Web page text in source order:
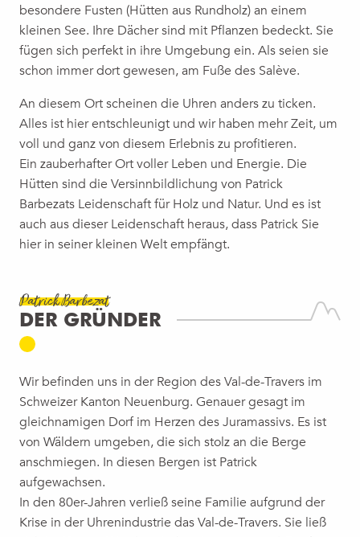
besondere Fusten (Hütten aus Rundholz) an einem
kleinen See. Ihre Dächer sind mit Pflanzen bedeckt. Sie
fügen sich perfekt in ihre Umgebung ein. Als seien sie
schon immer dort gewesen, am Fuße des Salève.
An diesem Ort scheinen die Uhren anders zu ticken.
Alles ist hier entschleunigt und wir haben mehr Zeit, um
voll und ganz von diesem Erlebnis zu profitieren.
Ein zauberhafter Ort voller Leben und Energie. Die
Hütten sind die Versinnbildlichung von Patrick
Barbezats Leidenschaft für Holz und Natur. Und es ist
auch aus dieser Leidenschaft heraus, dass Patrick Sie
hier in seiner kleinen Welt empfängt.
Patrick Barbezat
DER GRÜNDER
Wir befinden uns in der Region des Val-de-Travers im
Schweizer Kanton Neuenburg. Genauer gesagt im
gleichnamigen Dorf im Herzen des Juramassivs. Es ist
von Wäldern umgeben, die sich stolz an die Berge
anschmiegen. In diesen Bergen ist Patrick
aufgewachsen.
In den 80er-Jahren verließ seine Familie aufgrund der
Krise in der Uhrenindustrie das Val-de-Travers. Sie ließ